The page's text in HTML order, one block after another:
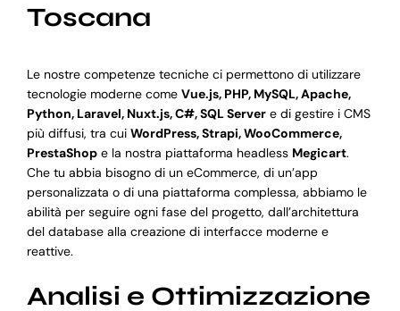
Toscana
Le nostre competenze tecniche ci permettono di utilizzare
tecnologie moderne come Vue.js, PHP, MySQL, Apache,
Python, Laravel, Nuxt.js, C#, SQL Servere di gestire i CMS
più diffusi, tra cui WordPress, Strapi, WooCommerce,
PrestaShope la nostra piattaforma headless Megicart.
Che tu abbia bisogno di un eCommerce, di un’app
personalizzata o di una piattaforma complessa, abbiamo le
abilità per seguire ogni fase del progetto, dall’architettura
del database alla creazione di interfacce moderne e
reattive.
Analisi e Ottimizzazione